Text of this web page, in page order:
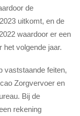
de
uitkomt, en de
waardoor er een
het volgende jaar.
vaststaande feiten,
Zorgvervoer en
Bij de
rekening